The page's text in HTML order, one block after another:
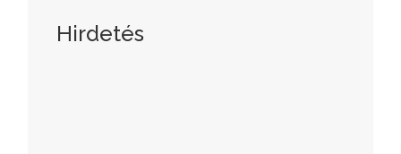
Hirdetés